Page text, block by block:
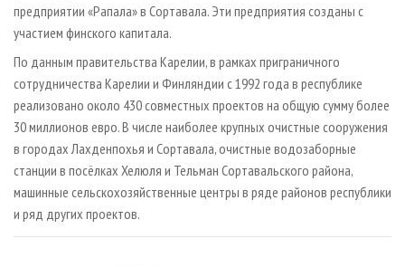
предприятии «Рапала» в Сортавала. Эти предприятия созданы с
участием финского капитала.
По данным правительства Карелии, в рамках приграничного
сотрудничества Карелии и Финляндии с 1992 года в республике
реализовано около 430 совместных проектов на общую сумму более
30 миллионов евро. В числе наиболее крупных очистные сооружения
в городах Лахденпохья и Сортавала, очистные водозаборные
станции в посёлках Хелюля и Тельман Сортавальского района,
машинные сельскохозяйственные центры в ряде районов республики
и ряд других проектов.